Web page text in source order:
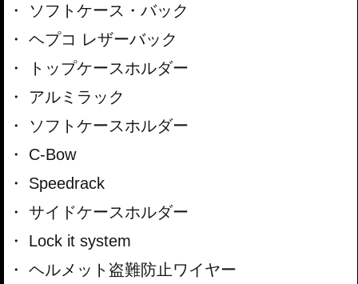
ソフトケース・バック
ヘプコ レザーバック
トップケースホルダー
アルミラック
ソフトケースホルダー
C-Bow
Speedrack
サイドケースホルダー
Lock it system
ヘルメット盗難防止ワイヤー